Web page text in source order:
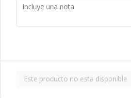
Este producto no esta disponible